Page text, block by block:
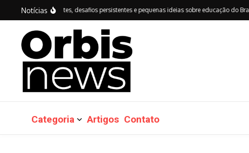
Ir para o conteúdo
Notícias
importantes, desafios persistentes e pequenas ideias sobre educação do Brasil
Categoria Artigos Contato